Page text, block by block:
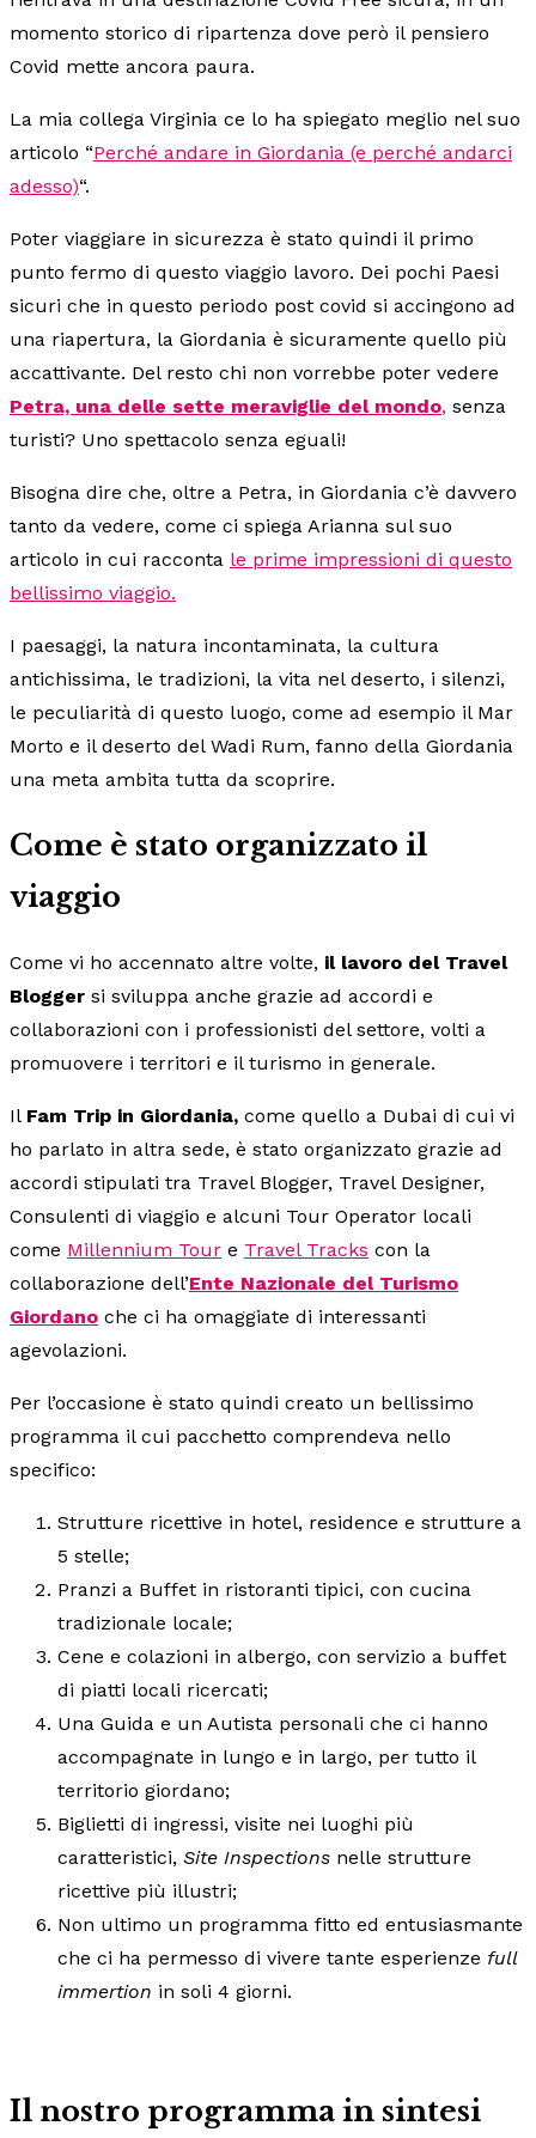
momento storico di ripartenza dove però il pensiero
Covid mette ancora paura.
La mia collega Virginia ce lo ha spiegato meglio nel suo
articolo “Perché andare in Giordania (e perché andarci
adesso)“.
Poter viaggiare in sicurezza è stato quindi il primo
punto fermo di questo viaggio lavoro. Dei pochi Paesi
sicuri che in questo periodo post covid si accingono ad
una riapertura, la Giordania è sicuramente quello più
accattivante. Del resto chi non vorrebbe poter vedere
Petra, una delle sette meraviglie del mondo, senza
turisti? Uno spettacolo senza eguali!
Bisogna dire che, oltre a Petra, in Giordania c’è davvero
tanto da vedere, come ci spiega Arianna sul suo
articolo in cui racconta le prime impressioni di questo
bellissimo viaggio.
I paesaggi, la natura incontaminata, la cultura
antichissima, le tradizioni, la vita nel deserto, i silenzi,
le peculiarità di questo luogo, come ad esempio il Mar
Morto e il deserto del Wadi Rum, fanno della Giordania
una meta ambita tutta da scoprire.
Come è stato organizzato il
viaggio
Come vi ho accennato altre volte, il lavoro del Travel
Blogger si sviluppa anche grazie ad accordi e
collaborazioni con i professionisti del settore, volti a
promuovere i territori e il turismo in generale.
Il Fam Trip in Giordania, come quello a Dubai di cui vi
ho parlato in altra sede, è stato organizzato grazie ad
accordi stipulati tra Travel Blogger, Travel Designer,
Consulenti di viaggio e alcuni Tour Operator locali
come Millennium Tour e Travel Tracks con la
collaborazione dell’Ente Nazionale del Turismo
Giordano che ci ha omaggiate di interessanti
agevolazioni.
Per l’occasione è stato quindi creato un bellissimo
programma il cui pacchetto comprendeva nello
specifico:
Strutture ricettive in hotel, residence e strutture a
5 stelle;
Pranzi a Buffet in ristoranti tipici, con cucina
tradizionale locale;
Cene e colazioni in albergo, con servizio a buffet
di piatti locali ricercati;
Una Guida e un Autista personali che ci hanno
accompagnate in lungo e in largo, per tutto il
territorio giordano;
Biglietti di ingressi, visite nei luoghi più
caratteristici, Site Inspections nelle strutture
ricettive più illustri;
Non ultimo un programma fitto ed entusiasmante
che ci ha permesso di vivere tante esperienze full
immertion in soli 4 giorni.
Il nostro programma in sintesi